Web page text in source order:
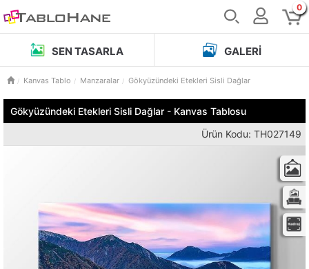
0
SEN TASARLA GALERI
Kanvas Tablo Manzaralar Gökyüzündeki Etekleri Sisli Dağlar
Gökyüzündeki Etekleri Sisli Dağlar - Kanvas Tablosu
Ürün Kodu: TH027149